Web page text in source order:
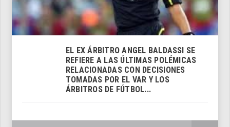
EL EX ÁRBITRO ANGEL BALDASSI SE
REFIERE A LAS ÚLTIMAS POLÉMICAS
RELACIONADAS CON DECISIONES
TOMADAS POR EL VAR Y LOS
ÁRBITROS DE FÚTBOL...